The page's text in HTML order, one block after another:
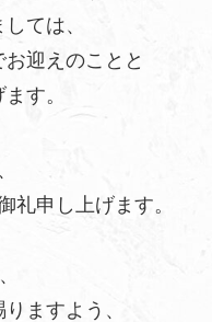
ては、
迎えのことと
す。
礼申し上げます。
ますよう、